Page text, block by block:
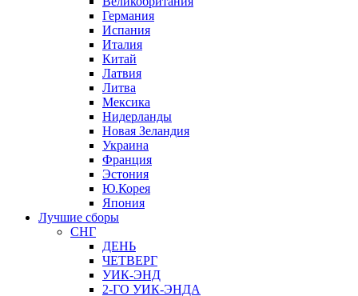
Германия
Испания
Италия
Китай
Латвия
Литва
Мексика
Нидерланды
Новая Зеландия
Украина
Франция
Эстония
Ю.Корея
Япония
Лучшие сборы
СНГ
ДЕНЬ
ЧЕТВЕРГ
УИК-ЭНД
2-ГО УИК-ЭНДА